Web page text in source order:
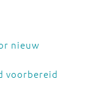
nieuw
voorbereid